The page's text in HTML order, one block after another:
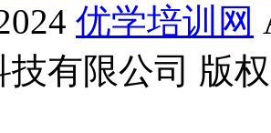
优学培训网
技有限公司 版